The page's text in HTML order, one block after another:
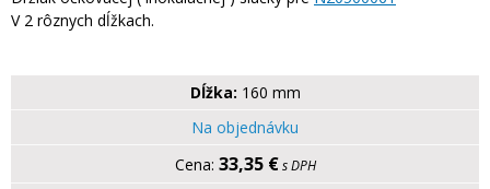
V 2 rôznych dĺžkach.
Dĺžka: 160 mm
Na objednávku
33,35 € s DPH